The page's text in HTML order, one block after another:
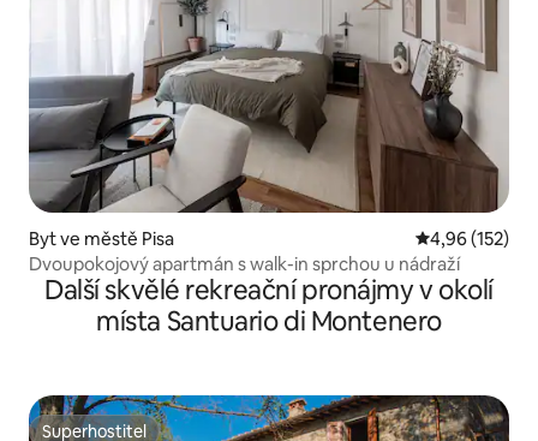
Byt ve městě Pisa Průměrné
4,96 (152)
Dvoupokojový apartmán s walk-in sprchou u nádraží
Další skvělé rekreační pronájmy v okolí
místa Santuario di Montenero
Superhostitel